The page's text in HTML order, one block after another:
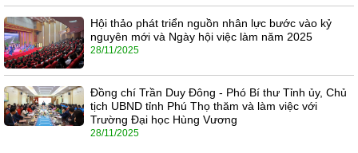
Hội thảo phát triển nguồn nhân lực bước vào kỷ
nguyên mới và Ngày hội việc làm năm 2025
28/11/2025
Đồng chí Trần Duy Đông - Phó Bí thư Tỉnh ủy, Chủ
tịch UBND tỉnh Phú Thọ thăm và làm việc với
Trường Đại học Hùng Vương
28/11/2025